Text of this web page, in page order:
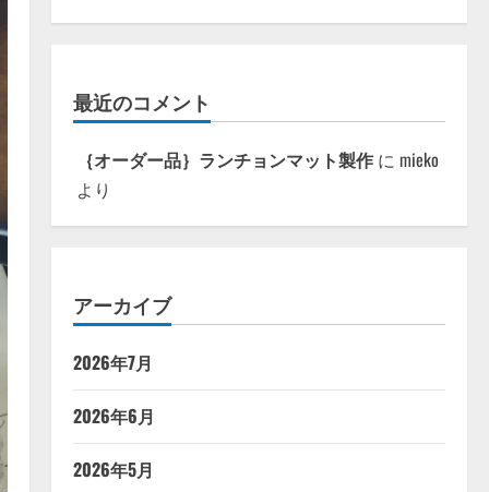
最近のコメント
｛オーダー品｝ランチョンマット製作に mieko
より
アーカイブ
2026年7月
2026年6月
2026年5月